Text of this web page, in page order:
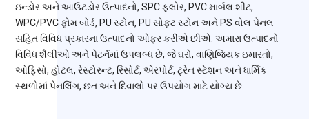
ઇન્ડોર અને આઉટડોર ઉત્પાદનો, SPC ફ્લોર, PVC માર્બલ શીટ,
WPC/PVC ફોમ બોર્ડ, PU સ્ટોન, PU સોફ્ટ સ્ટોન અને PS વોલ પેનલ
સહિત વિવિધ પ્રકારના ઉત્પાદનો ઓફર કરીએ છીએ. અમારા ઉત્પાદનો
વિવિધ શૈલીઓ અને પેટર્નમાં ઉપલબ્ધ છે, જે ઘરો, વાણિજ્યિક ઇમારતો,
ઓફિસો, હોટલ, રેસ્ટોરન્ટ, રિસોર્ટ, એરપોર્ટ, ટ્રેન સ્ટેશન અને ધાર્મિક
સ્થળોમાં પેનલિંગ, છત અને દિવાલો પર ઉપયોગ માટે યોગ્ય છે.